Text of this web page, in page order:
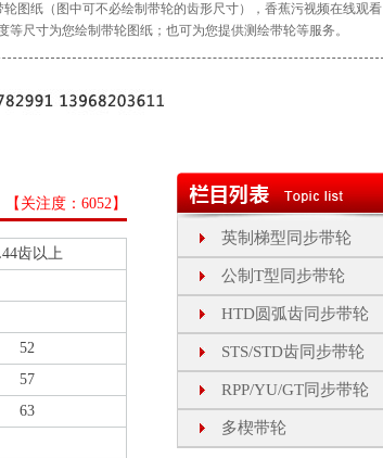
轮图纸（图中可不必绘制带轮的齿形尺寸），香蕉污视频在线观看
等尺寸为您绘制带轮图纸；也可为您提供测绘带轮等服务。
【关注度： 6052】
齿以上
52
57
63
英制梯型同步带轮
公制T型同步带轮
HTD圆弧齿同步带轮
STS/STD齿同步带轮
RPP/YU/GT同步带轮
多楔带轮